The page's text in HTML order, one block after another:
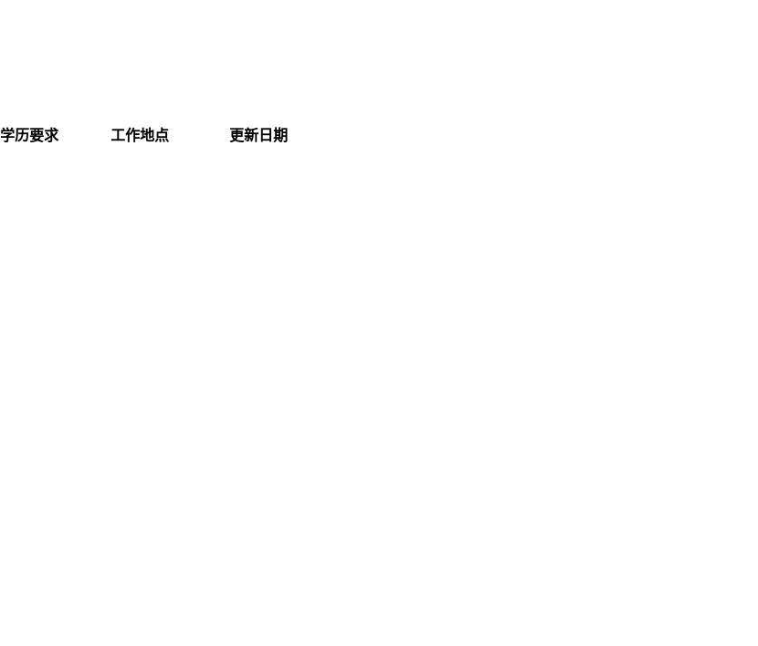
学历要求 工作地点
更新日期